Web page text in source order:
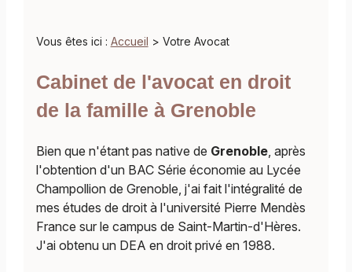
Vous êtes ici : Accueil > Votre Avocat
Cabinet de l'avocat en droit
de la famille à Grenoble
Bien que n'étant pas native de Grenoble, après
l'obtention d'un BAC Série économie au Lycée
Champollion de Grenoble, j'ai fait l'intégralité de
mes études de droit à l'université Pierre Mendès
France sur le campus de Saint-Martin-d'Hères.
J'ai obtenu un DEA en droit privé en 1988.